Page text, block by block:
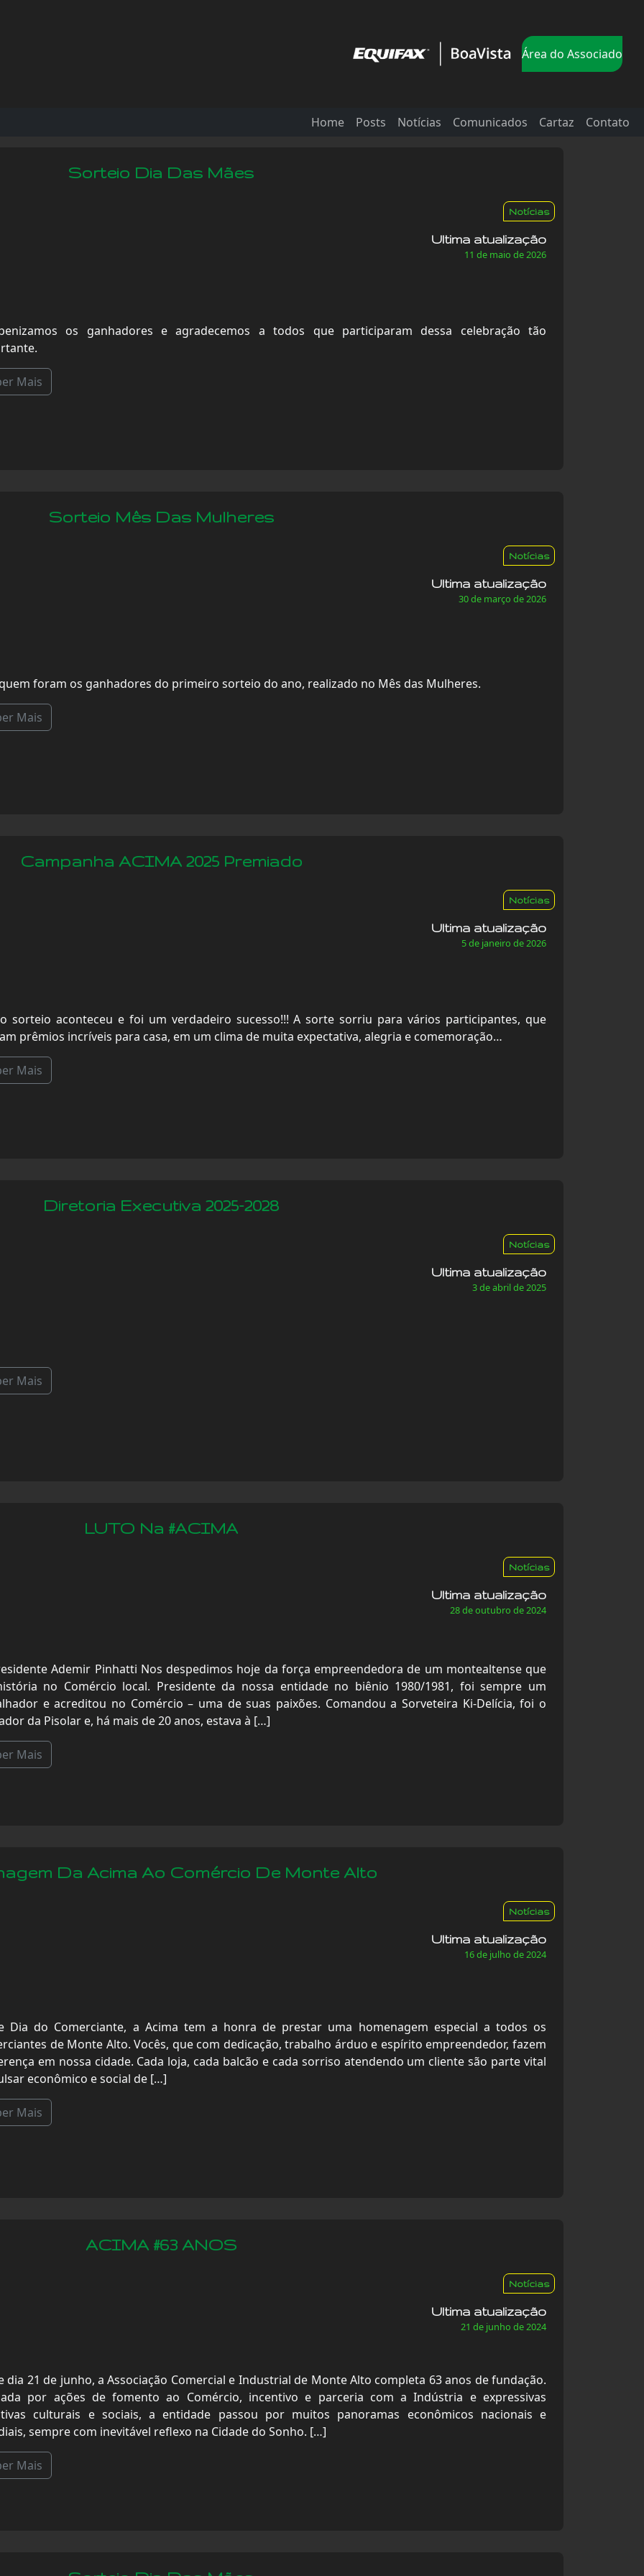
Área do Associado
Home Posts Notícias Comunicados Cartaz Contato
Sorteio Dia Das Mães
Notícias
Ultima atualização
11 de maio de 2026
os ganhadores e agradecemos a todos que participaram dessa celebração tão
Mais
Sorteio Mês Das Mulheres
Notícias
Ultima atualização
30 de março de 2026
foram os ganhadores do primeiro sorteio do ano, realizado no Mês das Mulheres.
Mais
Campanha ACIMA 2025 Premiado
Notícias
Ultima atualização
5 de janeiro de 2026
sorteio aconteceu e foi um verdadeiro sucesso!!! A sorte sorriu para vários participantes, que
prêmios incríveis para casa, em um clima de muita expectativa, alegria e comemoração…
Mais
Diretoria Executiva 2025-2028
Notícias
Ultima atualização
3 de abril de 2025
Mais
LUTO Na #ACIMA
Notícias
Ultima atualização
28 de outubro de 2024
Ademir Pinhatti Nos despedimos hoje da força empreendedora de um montealtense que
no Comércio local. Presidente da nossa entidade no biênio 1980/1981, foi sempre um
e acreditou no Comércio – uma de suas paixões. Comandou a Sorveteira Ki-Delícia, foi o
da Pisolar e, há mais de 20 anos, estava à […]
Mais
Da Acima Ao Comércio De Monte Alto
Notícias
Ultima atualização
16 de julho de 2024
Dia do Comerciante, a Acima tem a honra de prestar uma homenagem especial a todos os
de Monte Alto. Vocês, que com dedicação, trabalho árduo e espírito empreendedor, fazem
em nossa cidade. Cada loja, cada balcão e cada sorriso atendendo um cliente são parte vital
econômico e social de […]
Mais
ACIMA #63 ANOS
Notícias
Ultima atualização
21 de junho de 2024
dia 21 de junho, a Associação Comercial e Industrial de Monte Alto completa 63 anos de fundação.
por ações de fomento ao Comércio, incentivo e parceria com a Indústria e expressivas
culturais e sociais, a entidade passou por muitos panoramas econômicos nacionais e
sempre com inevitável reflexo na Cidade do Sonho. […]
Mais